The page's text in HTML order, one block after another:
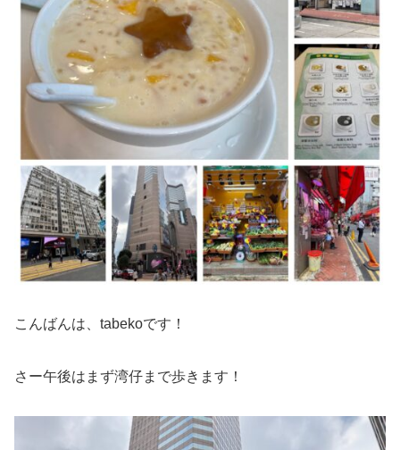
こんばんは、tabekoです！
さー午後はまず湾仔まで歩きます！